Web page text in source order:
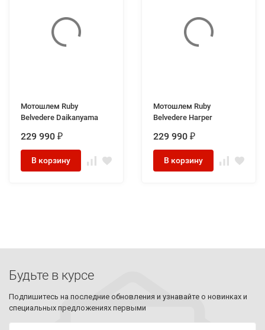
Мотошлем Ruby
Belvedere Daikanyama
229 990 ₽
В корзину
Мотошлем Ruby
Belvedere Harper
229 990 ₽
В корзину
Будьте в курсе
Подпишитесь на последние обновления и узнавайте о новинках и
специальных предложениях первыми